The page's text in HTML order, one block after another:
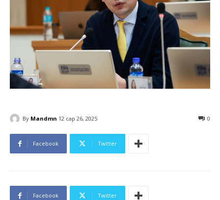
By Mandmn 12 сар 26, 2025 0
Facebook Twitter
Facebook Twitter